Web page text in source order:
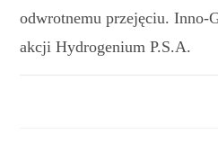
odwrotnemu przejęciu. Inno-
akcji Hydrogenium P.S.A.